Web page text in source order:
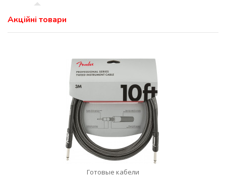
Акційні товари
Готовые кабели